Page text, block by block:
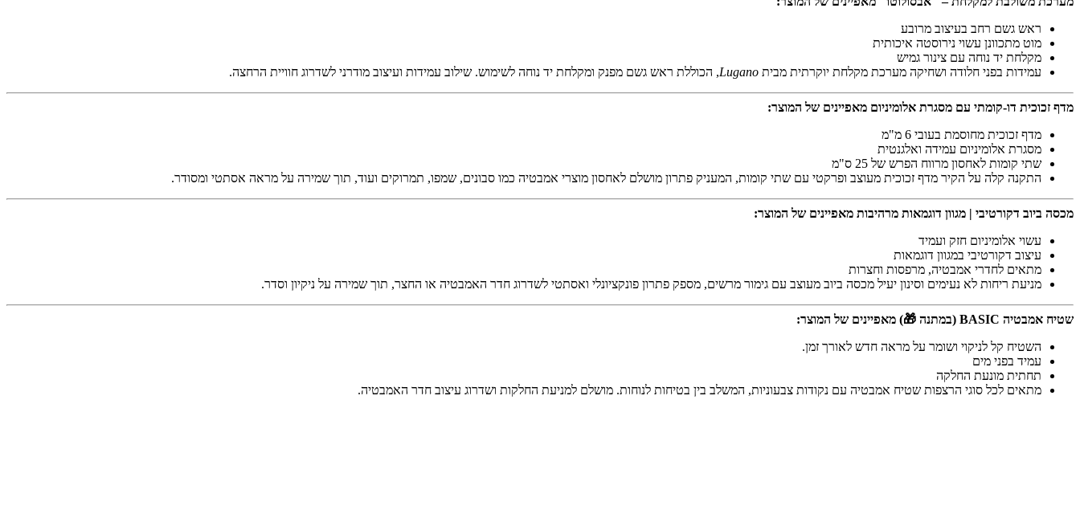
ראש גשם רחב בעיצוב מרובע
מוט מתכוונן עשוי נירוסטה איכותית
מקלחת יד נוחה עם צינור גמיש
עמידות בפני חלודה ושחיקה מערכת מקלחת יוקרתית מבית Lugano, הכוללת ראש גשם מפנק ומקלחת יד נוחה לשימוש. שילוב עמידות ועיצוב מודרני לשדרוג חוויית הרחצה.
מדף זכוכית דו-קומתי עם מסגרת אלומיניום מאפיינים של המוצר:
מדף זכוכית מחוסמת בעובי 6 מ"מ
מסגרת אלומיניום עמידה ואלגנטית
שתי קומות לאחסון מרווח הפרש של 25 ס"מ
התקנה קלה על הקיר מדף זכוכית מעוצב ופרקטי עם שתי קומות, המעניק פתרון מושלם לאחסון מוצרי אמבטיה כמו סבונים, שמפו, תמרוקים ועוד, תוך שמירה על מראה אסתטי ומסודר.
מכסה ביוב דקורטיבי | מגוון דוגמאות מרהיבות מאפיינים של המוצר:
עשוי אלומיניום חזק ועמיד
עיצוב דקורטיבי במגוון דוגמאות
מתאים לחדרי אמבטיה, מרפסות וחצרות
מניעת ריחות לא נעימים וסינון יעיל מכסה ביוב מעוצב עם גימור מרשים, מספק פתרון פונקציונלי ואסתטי לשדרוג חדר האמבטיה או החצר, תוך שמירה על ניקיון וסדר.
שטיח אמבטיה BASIC (במתנה 🎁)
מאפיינים של המוצר:
השטיח קל לניקוי ושומר על מראה חדש לאורך זמן.
עמיד בפני מים
תחתית מונעת החלקה
מתאים לכל סוגי הרצפות שטיח אמבטיה עם נקודות צבעוניות, המשלב בין בטיחות לנוחות. מושלם למניעת החלקות ושדרוג עיצוב חדר האמבטיה.